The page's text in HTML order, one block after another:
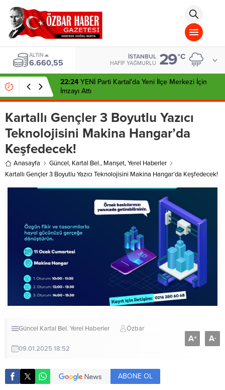
islami
chat
omegla
türk
sohbet
cinsel
sohbet
dini
chat
ALTIN
6.660,55
İSTANBUL
HAFIF YAĞMURLU 29°C
22:24 YENİ Parti Kartal’da Yeni İlçe Merkezi İçin
İmzayı Attı
Kartallı Gençler 3 Boyutlu Yazıcı
Teknolojisini Makina Hangar’da
Keşfedecek!
Anasayfa Güncel, Kartal Bel., Manşet,Yerel Haberler
Kartallı Gençler 3 Boyutlu Yazıcı Teknolojisini Makina Hangar’da Keşfedecek!
Güncel Kartal Bel. Yerel Haberler Özbar
09.01.2025 18:52
A+ A-
ABONE OL